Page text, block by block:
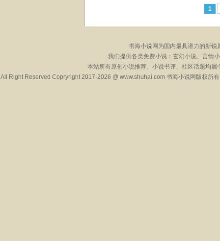
1
书海小说网为国内最具潜力的新
我们提供各类免费小说：玄幻小说、言情
本站所有原创小说推荐、小说书评、社区话题均
All Right Reserved Copryright 2017-2026 @ www.shuhai.com 书海小说网版权所